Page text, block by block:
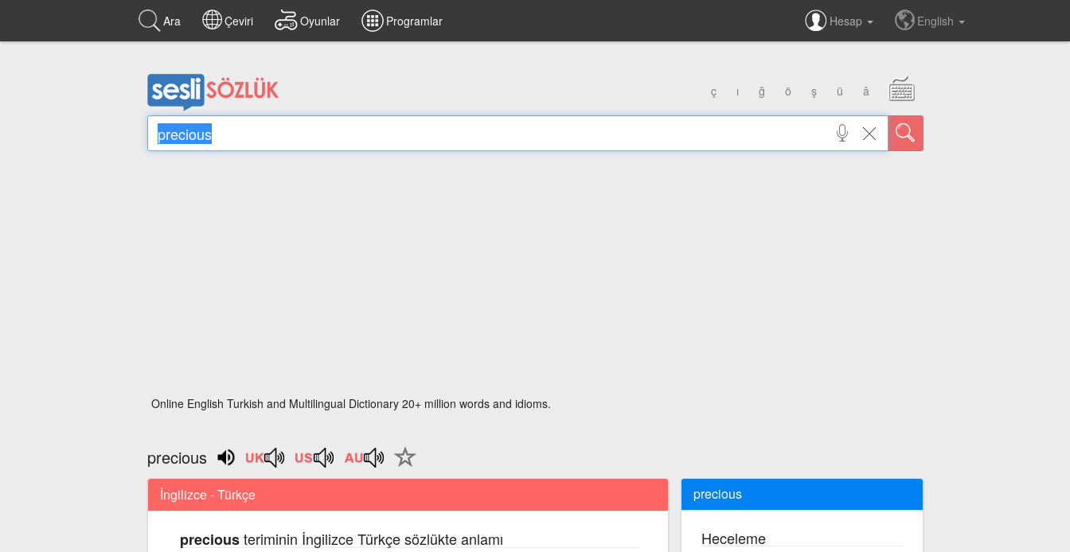
Ara Çeviri Oyunlar Programlar Hesap English
ç ı ğ ö ş ü â
Online English Turkish and Multilingual Dictionary 20+ million words and idioms.
precious
İngilizce - Türkçe
preciousteriminin İngilizce Türkçe sözlükte anlamı
precious
Heceleme